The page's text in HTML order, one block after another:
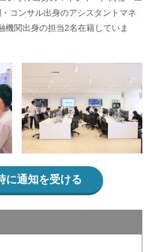
コンサル出身のアシスタントマネ
機関出身の担当2名在籍していま
に通知を受ける